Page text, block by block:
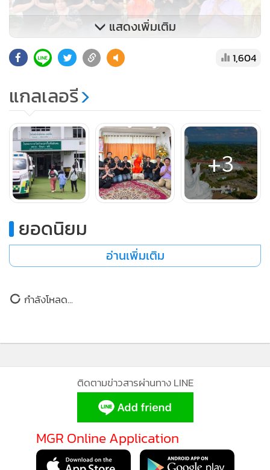
ล่าสุดโรงพยาบาลกำลังประสบปัญหาขาดแคลนวัสดุอุปกรณ์ ยา
เวชภัณฑ์ อุปกรณ์ทางการแพทย์ งบประมาณเพื่อดูแลเจ้าหน้าที่
และอาสาสมัครที่ทำงานอยู่ในโรงพยาบาล ซึ่งจากการคำนวน
แล้วคงเหลืองบประมาณบริหารจัดการโรงพยาบาลได้อีกเพียง
ประมาณ 2 เดือนเท่านั้น
ต่อเจตนารมณ์ช่วยเหลือผู้ป่วยที่ยากไร้ต่อไป จึงขอบอกบุญไปยัง
ผู้มีจิตศรัทธาที่ประสงค์ร่วมบริจาคสนับสนุนการดำเนินงานของ
โรงพยาบาลวัดห้วยปลากั้งเพื่อสังคมว่าสามารถทำบุญได้ผ่าน
ปลากั้ง" เพื่อช่วยให้โรงพยาบาลแห่งนี้ยังคงอยู่เพื่อรักษาผู้ป่วยผู้
แสดงเพิ่มเติม
1,604
แกลเลอรี
+3
ยอดนิยม
อ่านเพิ่มเติม
กำลังโหลด...
ติดตามข่าวสารผ่านทาง LINE
MGR Online Application